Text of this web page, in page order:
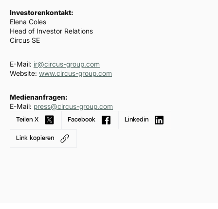
Investorenkontakt:
Elena Coles
Head of Investor Relations
Circus SE
E-Mail: ir@circus-group.com
Website: www.circus-group.com
Medienanfragen:
E-Mail: press@circus-group.com
Teilen X Facebook Linkedin
Link kopieren